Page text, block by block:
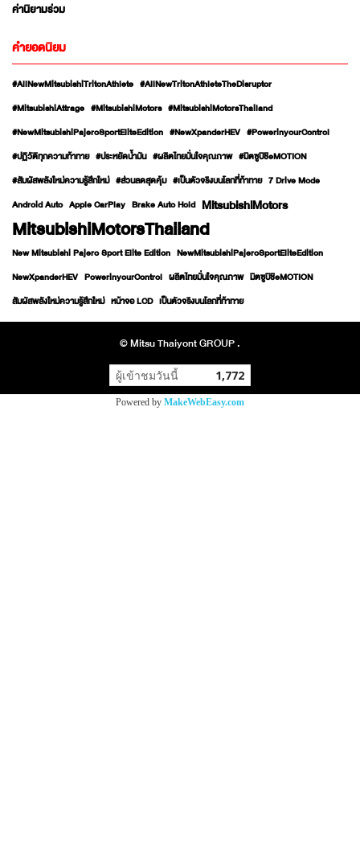
ค่านิยามร่วม
คำยอดนิยม
#AllNewMitsubishiTritonAthlete #AllNewTritonAthleteTheDisruptor
#MitsubishiAttrage #MitsubishiMotors #MitsubishiMotorsThailand
#NewMitsubishiPajeroSportEliteEdition #NewXpanderHEV #PowerinyourControl
#ปฏิวัติทุกความท้าทาย #ประหยัดน้ำมัน #ผลิตไทยมั่นใจคุณภาพ #มิตซูบิชิeMOTION
#สัมผัสพลังใหม่ความรู้สึกใหม่ #ส่วนลดสุดคุ้ม #เป็นตัวจริงบนโลกที่ท้าทาย 7 Drive Mode
Android Auto Apple CarPlay Brake Auto Hold MitsubishiMotors
MitsubishiMotorsThailand
New Mitsubishi Pajero Sport Elite Edition NewMitsubishiPajeroSportEliteEdition
NewXpanderHEV PowerinyourControl ผลิตไทยมั่นใจคุณภาพ มิตซูบิชิeMOTION
สัมผัสพลังใหม่ความรู้สึกใหม่ หน้าจอ LCD เป็นตัวจริงบนโลกที่ท้าทาย
© Mitsu Thaiyont GROUP .
ผู้เข้าชมวันนี้ 1,772
Powered by MakeWebEasy.com